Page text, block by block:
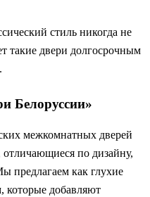
стиль никогда не
такие двери долгосрочным
Белоруссии»
межкомнатных дверей
по дизайну,
предлагаем как глухие
которые добавляют